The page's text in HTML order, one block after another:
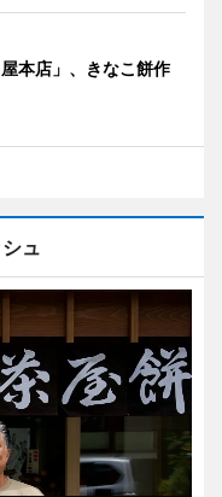
本店」、きなこ餅作
ュ